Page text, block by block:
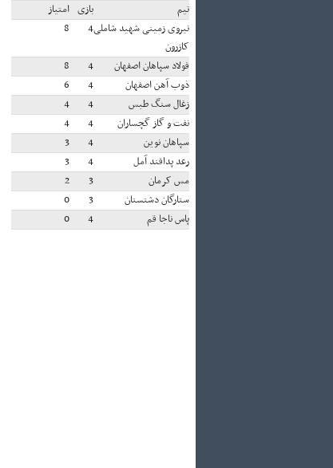
تيم
بازی امتياز
نیروی زمینی شهید شاملی
کازرون
4
8
فولاد سپاهان اصفهان 4
8
ذوب آهن اصفهان
4
6
زغال سنگ طبس
4
4
نفت و گاز گچساران
4
4
سپاهان نوین
4
3
رعد پدافند آمل
4
3
مس کرمان
3
2
ستارگان دشتستان
3
0
پاس ناجا قم
4
0